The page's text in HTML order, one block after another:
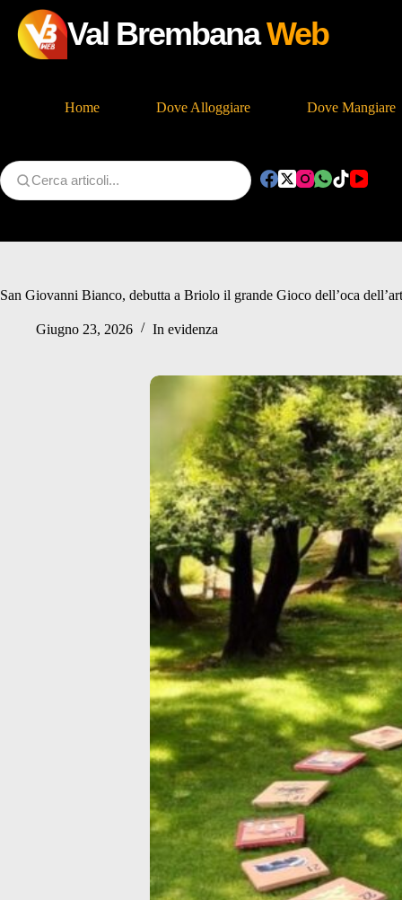
Val BrembanaWeb
Home Dove Alloggiare Dove Mangiare
San Giovanni Bianco, debutta a Briolo il grande Gioco dell’oca
Giugno 23, 2026 In evidenza